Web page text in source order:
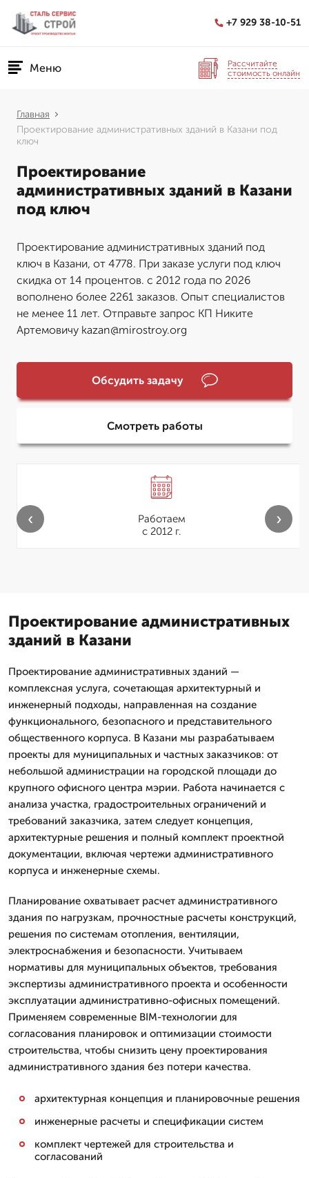
+7 929 38-10-51
Меню
Рассчитайте
стоимость онлайн
Главная
Проектирование административных зданий в Казани под
ключ
Проектирование
административных зданий в Казани
под ключ
Проектирование административных зданий под
ключ в Казани, от 4778. При заказе услуги под ключ
скидка от 14 процентов. с 2012 года по 2026
вополнено более 2261 заказов. Опыт специалистов
не менее 11 лет. Отправьте запрос КП Никите
Артемовичу kazan@mirostroy.org
Обсудить задачу
Смотреть работы
Работаем
с 2012 г.
‹ ›
Проектирование административных
зданий в Казани
Проектирование административных зданий —
комплексная услуга, сочетающая архитектурный и
инженерный подходы, направленная на создание
функционального, безопасного и представительного
общественного корпуса. В Казани мы разрабатываем
проекты для муниципальных и частных заказчиков: от
небольшой администрации на городской площади до
крупного офисного центра мэрии. Работа начинается с
анализа участка, градостроительных ограничений и
требований заказчика, затем следует концепция,
архитектурные решения и полный комплект проектной
документации, включая чертежи административного
корпуса и инженерные схемы.
Планирование охватывает расчет административного
здания по нагрузкам, прочностные расчеты конструкций,
решения по системам отопления, вентиляции,
электроснабжения и безопасности. Учитываем
нормативы для муниципальных объектов, требования
экспертизы административного проекта и особенности
эксплуатации административно-офисных помещений.
Применяем современные BIM-технологии для
согласования планировок и оптимизации стоимости
строительства, чтобы снизить цену проектирования
административного здания без потери качества.
архитектурная концепция и планировочные решения
инженерные расчеты и спецификации систем
комплект чертежей для строительства и
согласований